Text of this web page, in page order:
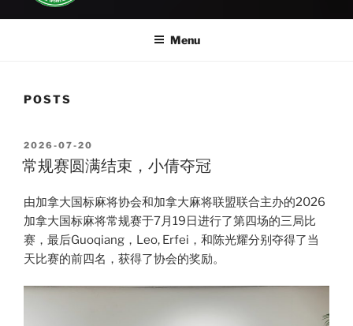
Menu
POSTS
POSTED
ON
2026-07-20
常规赛圆满结束，小倩夺冠
由加拿大国标麻将协会和加拿大麻将联盟联合主办的2026
加拿大国标麻将常规赛于7月19日进行了第四场的三局比
赛，最后Guoqiang，Leo, Erfei，和陈光耀分别夺得了当
天比赛的前四名，获得了协会的奖励。